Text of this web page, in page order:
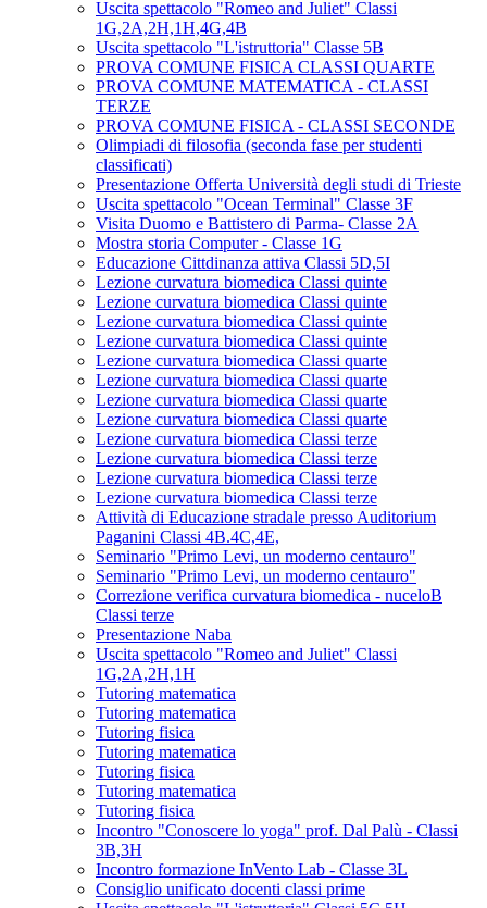
Uscita spettacolo "Romeo and Juliet" Classi
1G,2A,2H,1H,4G,4B
Uscita spettacolo "L'istruttoria" Classe 5B
PROVA COMUNE FISICA CLASSI QUARTE
PROVA COMUNE MATEMATICA - CLASSI
TERZE
PROVA COMUNE FISICA - CLASSI SECONDE
Olimpiadi di filosofia (seconda fase per studenti
classificati)
Presentazione Offerta Università degli studi di Trieste
Uscita spettacolo "Ocean Terminal" Classe 3F
Visita Duomo e Battistero di Parma- Classe 2A
Mostra storia Computer - Classe 1G
Educazione Cittdinanza attiva Classi 5D,5I
Lezione curvatura biomedica Classi quinte
Lezione curvatura biomedica Classi quinte
Lezione curvatura biomedica Classi quinte
Lezione curvatura biomedica Classi quinte
Lezione curvatura biomedica Classi quarte
Lezione curvatura biomedica Classi quarte
Lezione curvatura biomedica Classi quarte
Lezione curvatura biomedica Classi quarte
Lezione curvatura biomedica Classi terze
Lezione curvatura biomedica Classi terze
Lezione curvatura biomedica Classi terze
Lezione curvatura biomedica Classi terze
Attività di Educazione stradale presso Auditorium
Paganini Classi 4B.4C,4E,
Seminario "Primo Levi, un moderno centauro"
Seminario "Primo Levi, un moderno centauro"
Correzione verifica curvatura biomedica - nuceloB
Classi terze
Presentazione Naba
Uscita spettacolo "Romeo and Juliet" Classi
1G,2A,2H,1H
Tutoring matematica
Tutoring matematica
Tutoring fisica
Tutoring matematica
Tutoring fisica
Tutoring matematica
Tutoring fisica
Incontro "Conoscere lo yoga" prof. Dal Palù - Classi
3B,3H
Incontro formazione InVento Lab - Classe 3L
Consiglio unificato docenti classi prime